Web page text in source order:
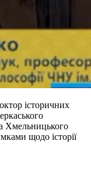
історичних
Хмельницького
щодо історії